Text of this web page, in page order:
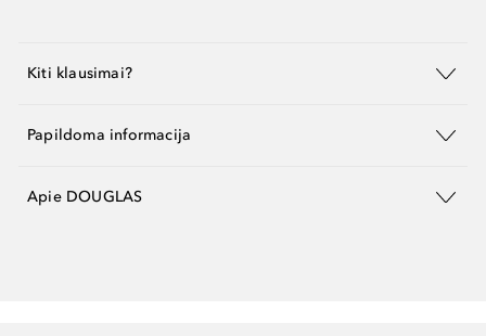
Kiti klausimai?
Papildoma informacija
Apie DOUGLAS